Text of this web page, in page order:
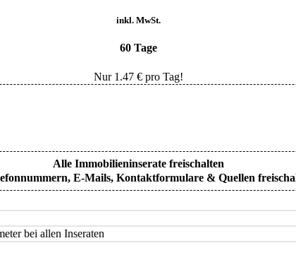
inkl. MwSt.
60 Tage
Nur 1.47€ pro Tag!
Alle Immobilieninserate freischalten
E-Mails, Kontaktformulare & Quellen
bei allen Inseraten